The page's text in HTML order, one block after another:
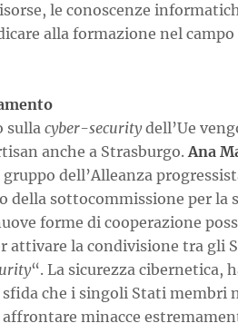
le conoscenze
alla formazione nel campo
sullacyber-securitydell’Ue
anche a Strasburgo.Ana
dell’Alleanza
della sottocommissione per la
forme di cooperazione
attivare la condivisione tra gli
“. La sicurezza cibernetica,
sfida che i singoli Stati membri
minacce